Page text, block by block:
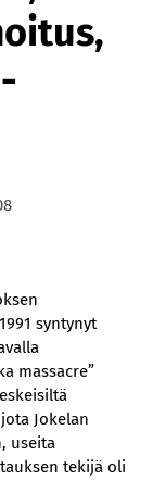
syntynyt
massacre”
Jokelan
useita
tekijä oli